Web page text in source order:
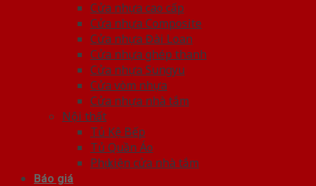
Cửa nhựa cao cấp
Cửa nhựa Composite
Cửa nhựa Đài Loan
Cửa nhựa ghép thanh
Cửa nhựa Sungyu
Cửa vòm nhựa
Cửa nhựa nhà tắm
Nội thất
Tủ Kệ Bếp
Tủ Quần Áo
Phụ kiện cửa nhà tắm
Báo giá